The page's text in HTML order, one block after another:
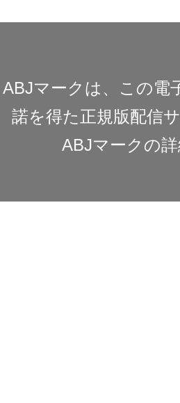
ABJマークは、この電
諾を得た正規版配信
ABJマークの